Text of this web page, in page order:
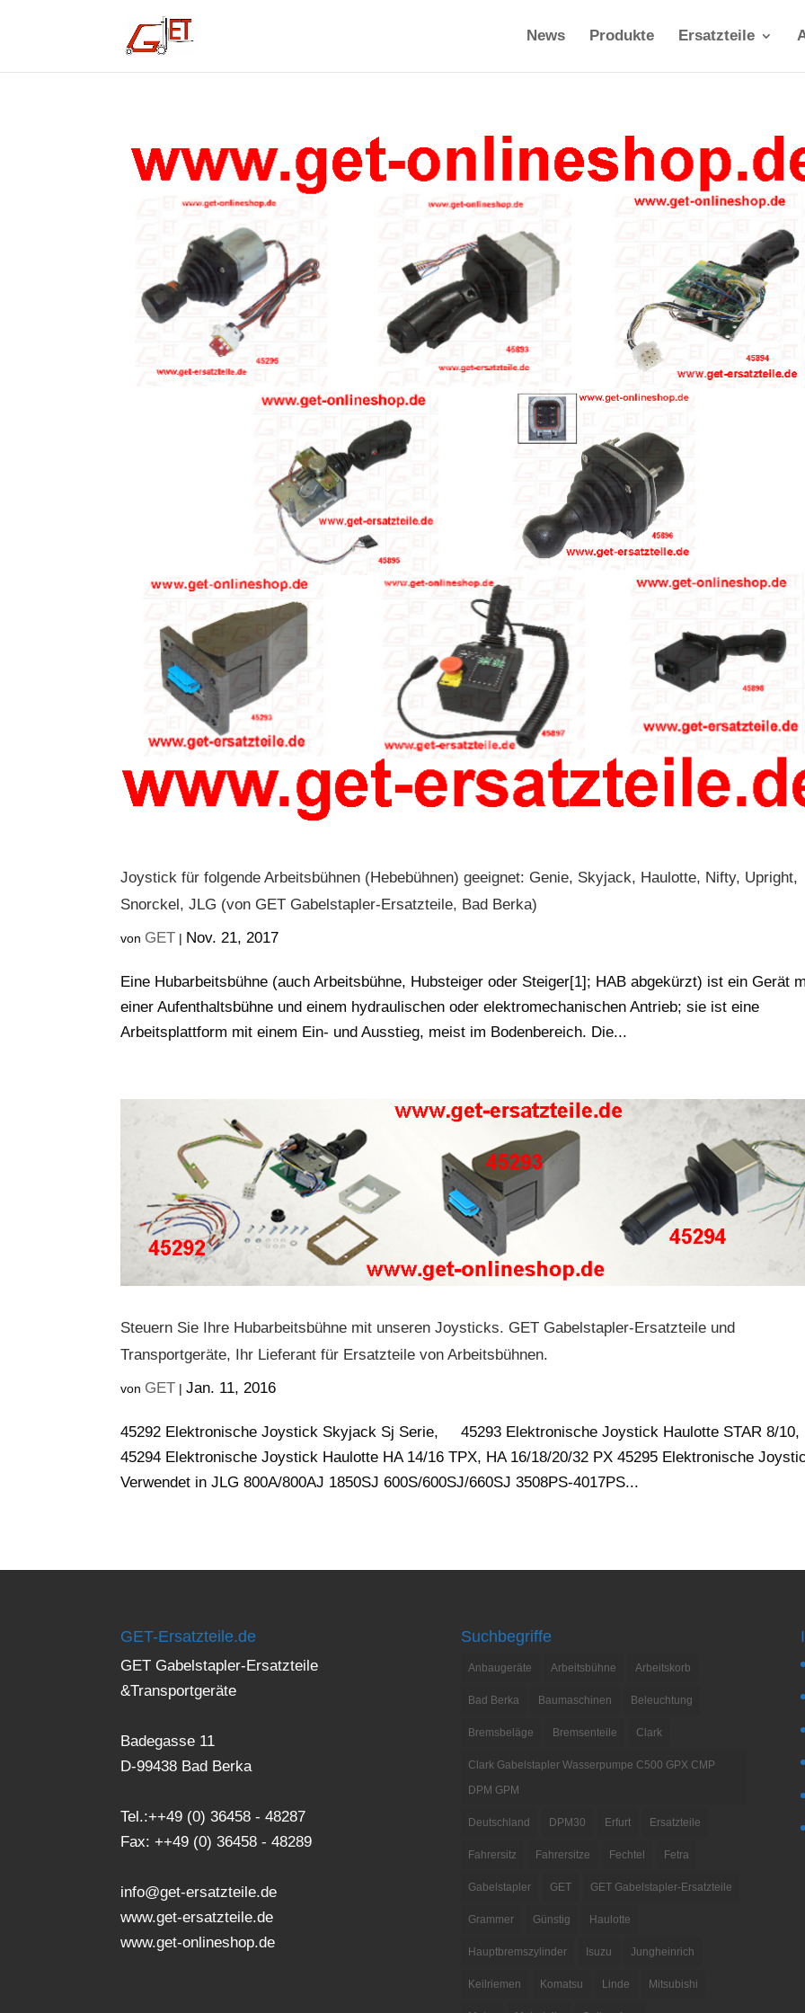
News Produkte Ersatzteile
Joystick für folgende Arbeitsbühnen (Hebebühnen) geeignet: Genie, Skyjack, Haulotte, Nifty, Upright,
Snorckel, JLG (von GET Gabelstapler-Ersatzteile, Bad Berka)
von GET | Nov. 21, 2017
Eine Hubarbeitsbühne (auch Arbeitsbühne, Hubsteiger oder Steiger[1]; HAB abgekürzt) ist ein Gerät
einer Aufenthaltsbühne und einem hydraulischen oder elektromechanischen Antrieb; sie ist eine
Arbeitsplattform mit einem Ein- und Ausstieg, meist im Bodenbereich. Die...
Steuern Sie Ihre Hubarbeitsbühne mit unseren Joysticks. GET Gabelstapler-Ersatzteile und
Transportgeräte, Ihr Lieferant für Ersatzteile von Arbeitsbühnen.
von GET |Jan. 11, 2016
45292 Elektronische Joystick Skyjack Sj Serie, 45293 Elektronische Joystick Haulotte STAR 8/10,
45294 Elektronische Joystick Haulotte HA 14/16 TPX, HA 16/18/20/32 PX 45295 Elektronische
Verwendet in JLG 800A/800AJ 1850SJ 600S/600SJ/660SJ 3508PS-4017PS...
GET-Ersatzteile.de
GET Gabelstapler-Ersatzteile
&Transportgeräte
Badegasse 11
D-99438 Bad Berka
Tel.:++49 (0) 36458 - 48287
Fax: ++49 (0) 36458 - 48289
info@get-ersatzteile.de
www.get-ersatzteile.de
www.get-onlineshop.de
Suchbegriffe
Anbaugeräte Arbeitsbühne Arbeitskorb
Bad Berka Baumaschinen Beleuchtung
Bremsbeläge Bremsenteile Clark
Clark Gabelstapler Wasserpumpe C500 GPX CMP
DPM GPM
Deutschland DPM30 Erfurt Ersatzteile
Fahrersitz Fahrersitze Fechtel Fetra
Gabelstapler GET GET Gabelstapler-Ersatzteile
Grammer Günstig Haulotte
Hauptbremszylinder Isuzu Jungheinrich
Keilriemen Komatsu Linde Mitsubishi